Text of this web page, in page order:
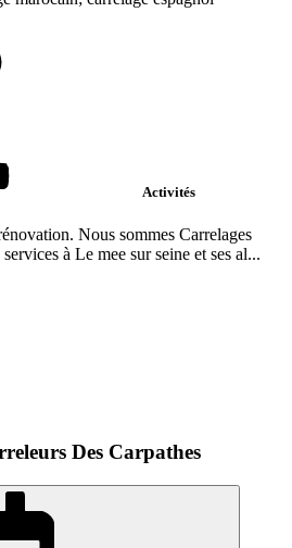
Activités
Nous sommes Carrelages
à Le mee sur seine et ses al...
Des Carpathes